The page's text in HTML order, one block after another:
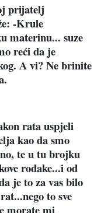
prijatelj
-Krule
materinu... suze
reći da je
A vi? Ne brinite
rata uspjeli
kao da smo
te u tu brojku
rođake...i od
je to za vas bilo
to sve
morate mi